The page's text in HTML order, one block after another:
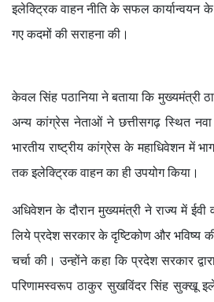
इलेक्ट्रिक वाहन नीति के सफल कार्यान्वयन के
गए कदमों की सराहना की।
केवल सिंह पठानिया ने बताया कि
अन्य कांग्रेस नेताओं ने छत्तीसगढ़ स्थित
भारतीय राष्ट्रीय कांग्रेस के महाधिवेशन में
तक इलेक्ट्रिक वाहन का ही उपयोग किया।
अधिवेशन के दौरान मुख्यमंत्री ने राज्य में
लिये प्रदेश सरकार के दृष्टिकोण और भविष्य
चर्चा की। उन्होंने कहा कि प्रदेश सरकार
परिणामस्वरूप ठाकुर सुखविंदर सिंह सुक्खू